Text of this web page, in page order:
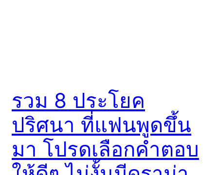
รวม 8 ประโยค
ปริศนา ที่แฟนพูดขึ้น
มา โปรดเลือกคำตอบ